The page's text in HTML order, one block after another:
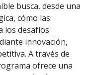
busca, desde una
cómo las
los desafíos
innovación,
A través de
ofrece una